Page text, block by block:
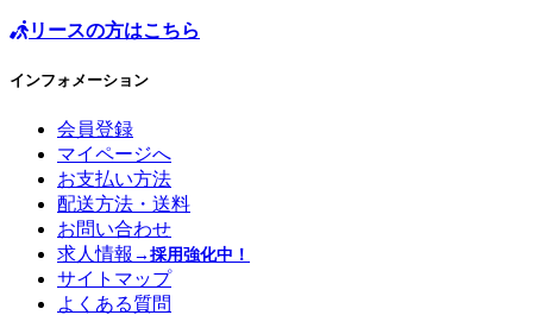
リースの方はこちら
インフォメーション
会員登録
マイページへ
お支払い方法
配送方法・送料
お問い合わせ
求人情報 →採用強化中！
サイトマップ
よくある質問